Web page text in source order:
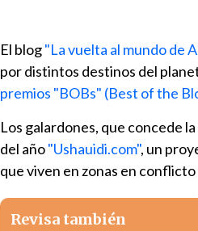
El blog"La vuelta al mundo de
por distintos destinos del
premios "BOBs" (Best of the
Los galardones, que concede
del año"Ushauidi.com", un
que viven en zonas en
Revisa también